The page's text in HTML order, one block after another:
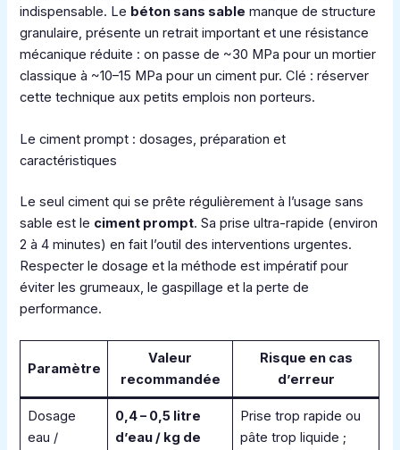
indispensable. Le béton sans sable manque de structure
granulaire, présente un retrait important et une résistance
mécanique réduite : on passe de ~30 MPa pour un mortier
classique à ~10–15 MPa pour un ciment pur. Clé : réserver
cette technique aux petits emplois non porteurs.
Le ciment prompt : dosages, préparation et
caractéristiques
Le seul ciment qui se prête régulièrement à l’usage sans
sable est le ciment prompt. Sa prise ultra-rapide (environ
2 à 4 minutes) en fait l’outil des interventions urgentes.
Respecter le dosage et la méthode est impératif pour
éviter les grumeaux, le gaspillage et la perte de
performance.
Paramètre
Valeur
recommandée
Risque en cas
d’erreur
Dosage
eau /
0,4 – 0,5 litre
d’eau / kg de
Prise trop rapide ou
pâte trop liquide ;